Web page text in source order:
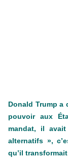
contre le
Donald Trump a
pouvoir aux
mandat, il
alternatifs »,
qu’il